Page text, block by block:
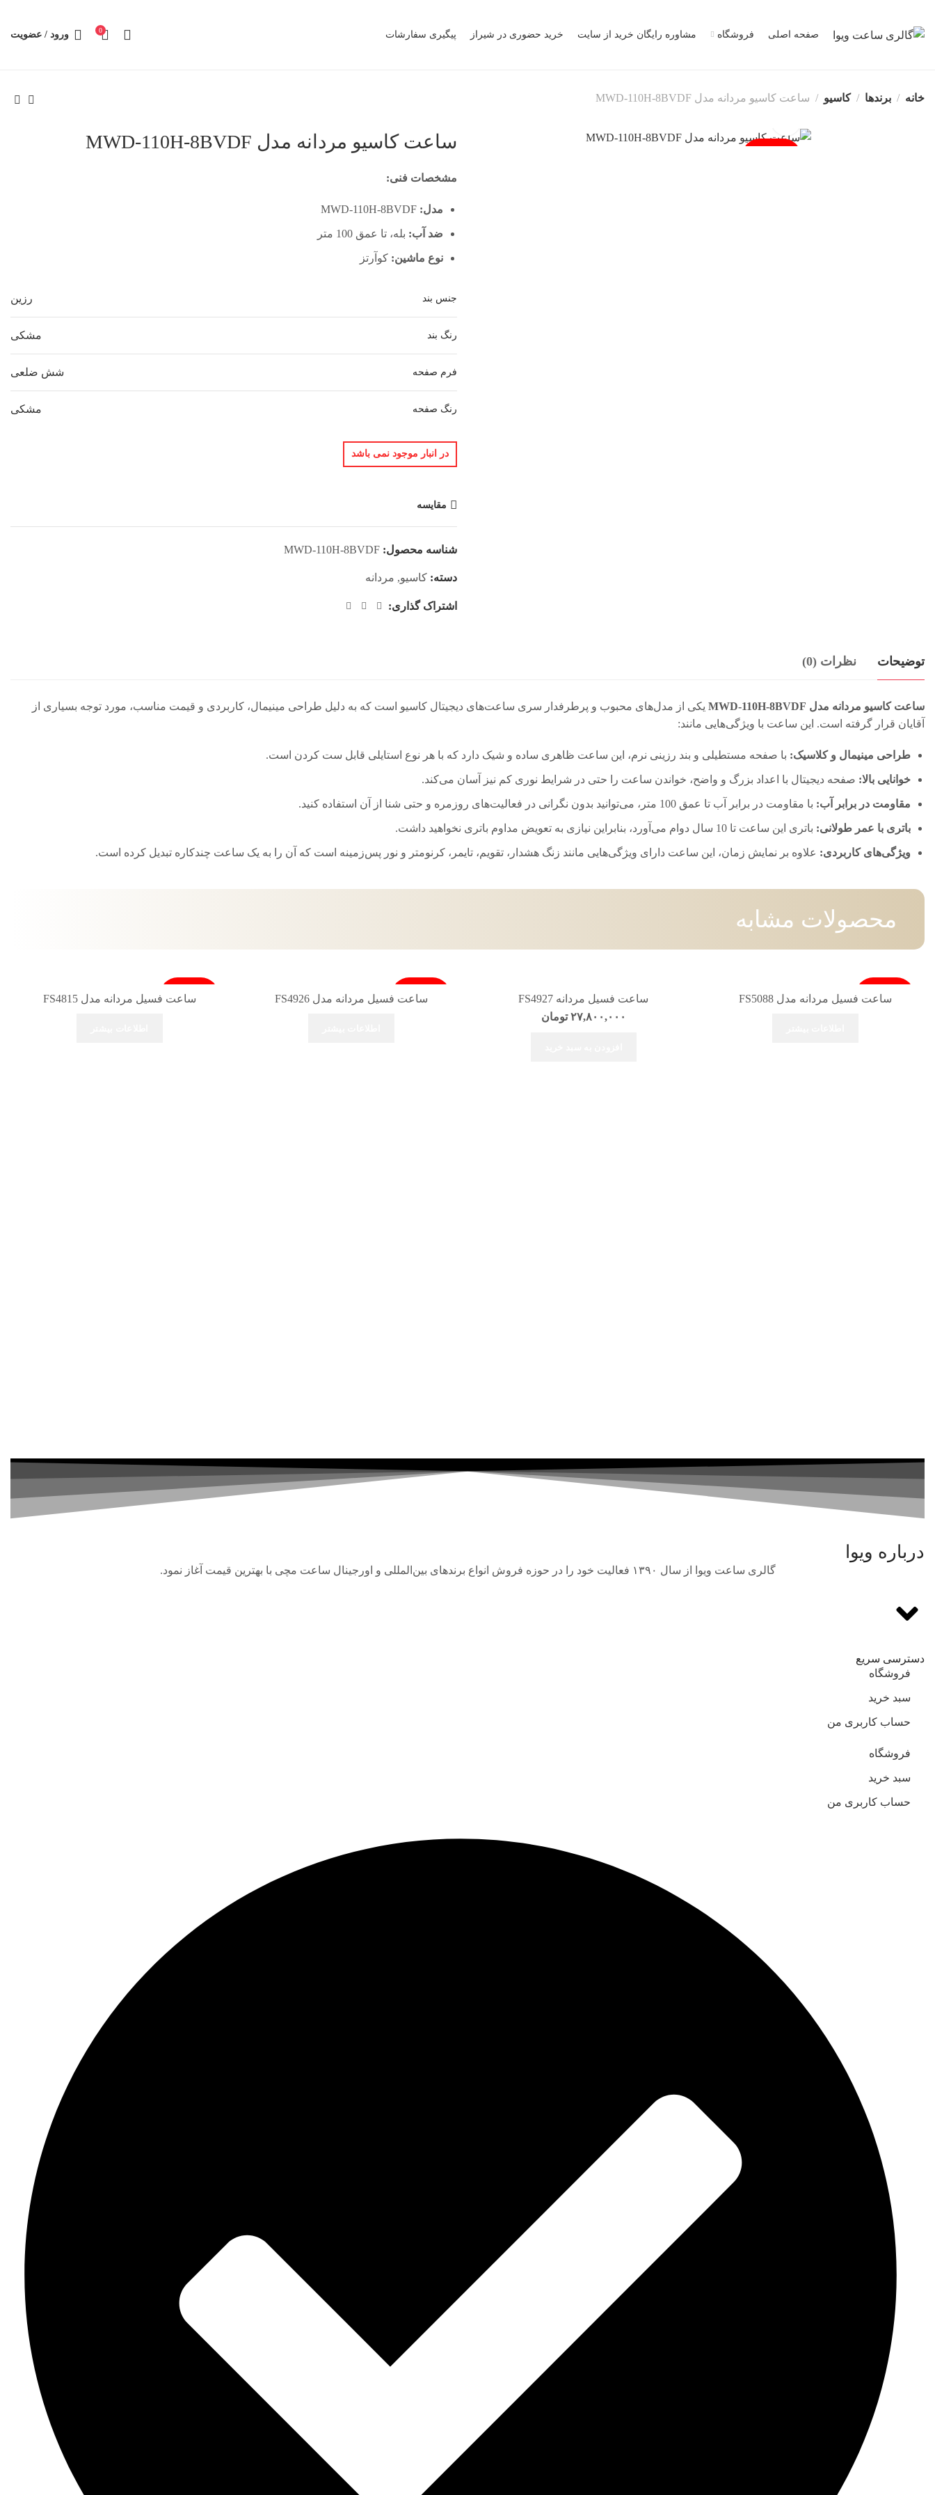
صفحه اصلی فروشگاه مشاوره رایگان خرید از سایت خرید حضوری در شیراز پیگیری سفارشات 0 ورود / عضویت
خانه برندها کاسیو ساعت کاسیو مردانه مدل MWD-110H-8BVDF
ساعت کاسیو مردانه مدل MWD-110H-8BVDF
مشخصات فنی:
مدل:
ضد آب: بله، تا عمق 100 متر
نوع ماشین: کوآرتز
جنس بند رزین
رنگ بند مشکی
فرم صفحه شش ضلعی
رنگ صفحه مشکی
در انبار موجود نمی باشد
مقایسه
شناسه محصول: MWD-110H-8BVDF
دسته: کاسیو, مردانه
اشتراک گذاری:
توضیحات نظرات (0)
ساعت کاسیو مردانه مدل MWD-110H-8BVDF
یکی از مدل‌های محبوب و پرطرفدار سری ساعت‌های دیجیتال کاسیو است که به دلیل طراحی مینیمال، کاربردی و قیمت مناسب، مورد توجه بسیاری از
آقایان قرار گرفته است. این ساعت با ویژگی‌هایی مانند:
طراحی مینیمال و کلاسیک: با صفحه مستطیلی و بند رزینی نرم، این ساعت ظاهری ساده و شیک دارد که با هر نوع استایلی قابل ست کردن است.
خوانایی بالا: صفحه دیجیتال با اعداد بزرگ و واضح، خواندن ساعت را حتی در شرایط نوری کم نیز آسان می‌کند.
مقاومت در برابر آب: با مقاومت در برابر آب تا عمق 100 متر، می‌توانید بدون نگرانی در فعالیت‌های روزمره و حتی شنا از آن استفاده کنید.
باتری با عمر طولانی: باتری این ساعت تا 10 سال دوام می‌آورد، بنابراین نیازی به تعویض مداوم باتری نخواهید داشت.
ویژگی‌های کاربردی: علاوه بر نمایش زمان، این ساعت دارای ویژگی‌هایی مانند زنگ هشدار، تقویم، تایمر، کرنومتر و نور پس‌زمینه است که آن را به یک ساعت چندکاره تبدیل کرده است.
محصولات مشابه
فروخته شد
ساعت فسیل مردانه مدل FS5088
ساعت فسیل مردانه FS4927
۲۷,۸۰۰,۰۰۰ تومان
فروخته شد
ساعت فسیل مردانه مدل FS4926 فروخته شد
ساعت فسیل مردانه مدل FS4815
درباره ویوا
گالری ساعت ویوا از سال ۱۳۹۰ فعالیت خود را در حوزه فروش انواع برندهای بین‌المللی و اورجینال ساعت مچی با بهترین قیمت آغاز نمود.
دسترسی سریع
فروشگاه
سبد خرید
حساب کاربری من
فروشگاه
سبد خرید
حساب کاربری من